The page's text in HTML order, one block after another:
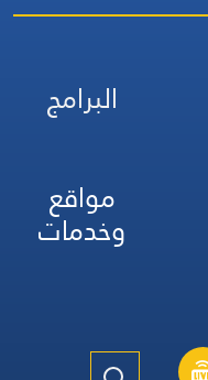
البرامج
مواقع
وخدمات